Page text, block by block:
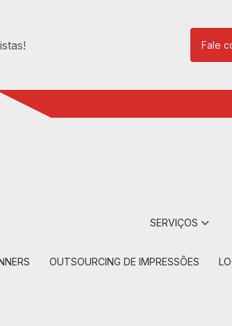
Fale
SERVIÇOS
OUTSOURCING DE IMPRESSÕES